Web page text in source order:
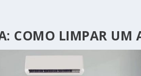
COMO LIMPAR UM